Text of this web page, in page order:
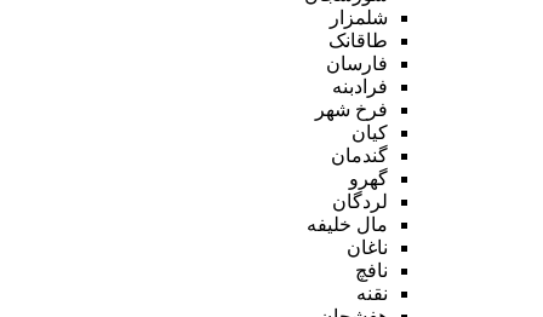
شلمزار
طاقانک
فارسان
فرادبنه
فرخ شهر
کیان
گندمان
گهرو
لردگان
مال خلیفه
ناغان
نافچ
نقنه